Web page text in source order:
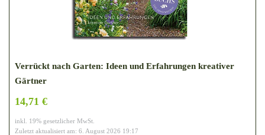
Verrückt nach Garten: Ideen und Erfahrungen kreativer
Gärtner
14,71 €
inkl. 19% gesetzlicher MwSt.
Zuletzt aktualisiert am: 6. August 2026 19:17